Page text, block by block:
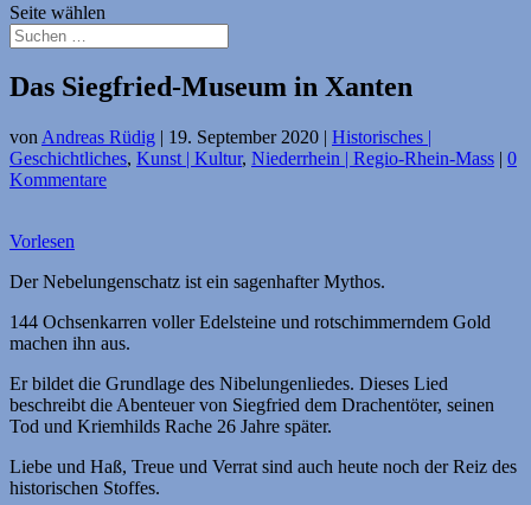
Seite wählen
Das Siegfried-Museum in Xanten
von Andreas Rüdig | 19. September 2020 | Historisches |
Geschichtliches, Kunst | Kultur, Niederrhein | Regio-Rhein-Mass | 0
Kommentare
Vorlesen
Der Nebelungenschatz ist ein sagenhafter Mythos.
144 Ochsenkarren voller Edelsteine und rotschimmerndem Gold
machen ihn aus.
Er bildet die Grundlage des Nibelungenliedes. Dieses Lied
beschreibt die Abenteuer von Siegfried dem Drachentöter, seinen
Tod und Kriemhilds Rache 26 Jahre später.
Liebe und Haß, Treue und Verrat sind auch heute noch der Reiz des
historischen Stoffes.